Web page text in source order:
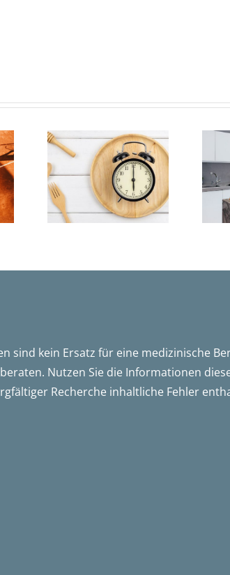
Problem
im Keim
ersticken:
Tipps für
die
in den
sind kein Ersatz für eine medizinische
Nutzen Sie die Informationen
Recherche inhaltliche Fehler